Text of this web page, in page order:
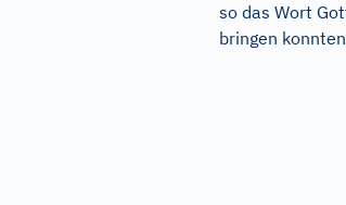
so das Wort
bringen